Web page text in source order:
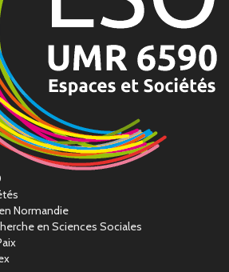
Normandie
en Sciences Sociales